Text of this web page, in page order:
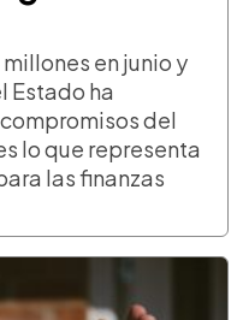
en junio y
Estado ha
del
lo que representa
las finanzas